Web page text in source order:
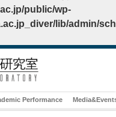
public/wp-
lib/admin/
Performance